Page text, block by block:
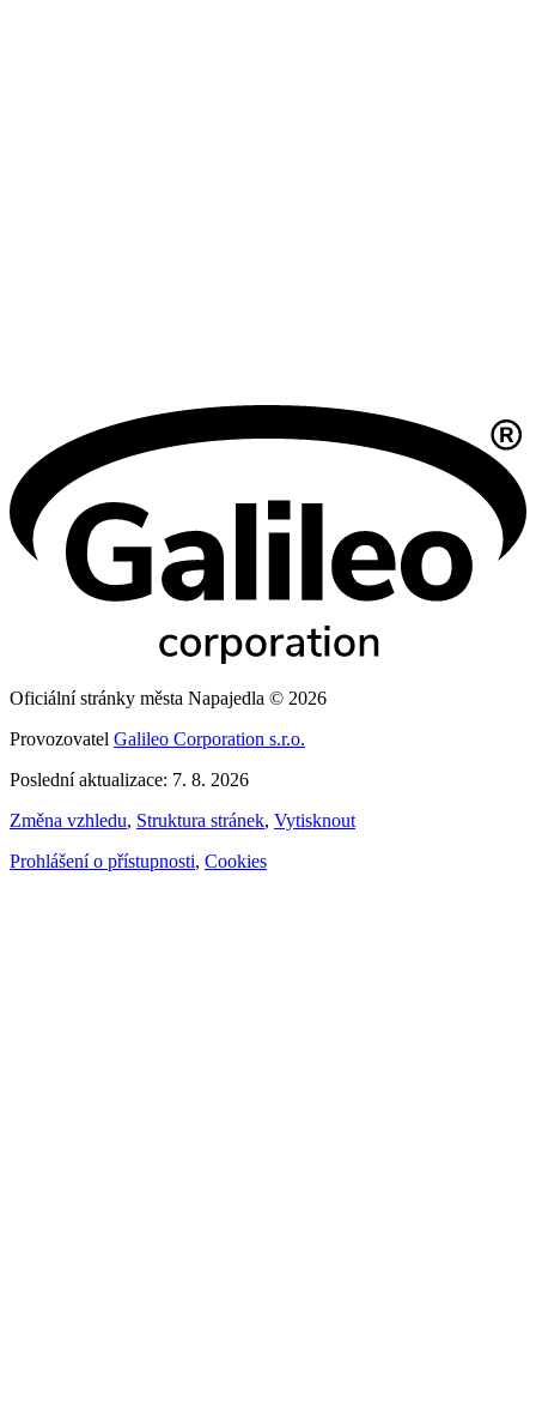
Oficiální stránky města Napajedla © 2026
Provozovatel Galileo Corporation s.r.o.
Poslední aktualizace: 7. 8. 2026
Změna vzhledu, Struktura stránek, Vytisknout
Prohlášení o přístupnosti, Cookies